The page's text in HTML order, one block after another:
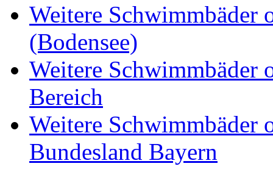
Weitere Schwimmbäder
(Bodensee)
Weitere Schwimmbäder
Bereich
Weitere Schwimmbäder
Bundesland Bayern